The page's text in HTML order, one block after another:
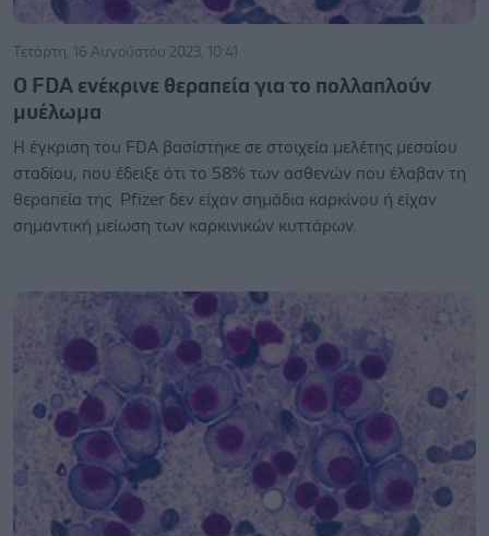
Τετάρτη, 16 Αυγούστου 2023, 10:41
Ο FDA ενέκρινε θεραπεία για το πολλαπλούν
μυέλωμα
Η έγκριση του FDA βασίστηκε σε στοιχεία μελέτης μεσαίου
σταδίου, που έδειξε ότι το 58% των ασθενών που έλαβαν τη
θεραπεία της Pfizer δεν είχαν σημάδια καρκίνου ή είχαν
σημαντική μείωση των καρκινικών κυττάρων.